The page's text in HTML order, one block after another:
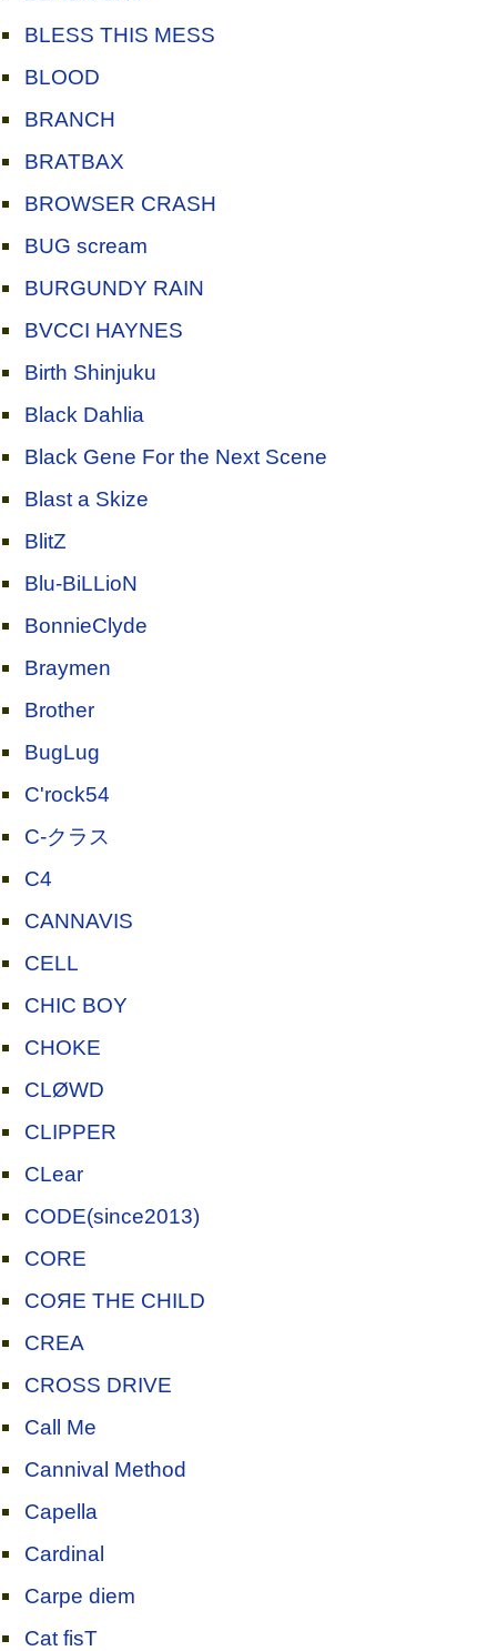
BLESS THIS MESS
BLOOD
BRANCH
BRATBAX
BROWSER CRASH
BUG scream
BURGUNDY RAIN
BVCCI HAYNES
Birth Shinjuku
Black Dahlia
Black Gene For the Next Scene
Blast a Skize
BlitZ
Blu-BiLLioN
BonnieClyde
Braymen
Brother
BugLug
C'rock54
C-クラス
C4
CANNAVIS
CELL
CHIC BOY
CHOKE
CLØWD
CLIPPER
CLear
CODE(since2013)
CORE
COЯE THE CHILD
CREA
CROSS DRIVE
Call Me
Cannival Method
Capella
Cardinal
Carpe diem
Cat fisT